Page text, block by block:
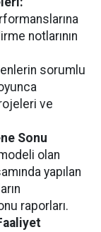
notlarının
sorumlu
ve
Sonu
olan
yapılan
raporları.